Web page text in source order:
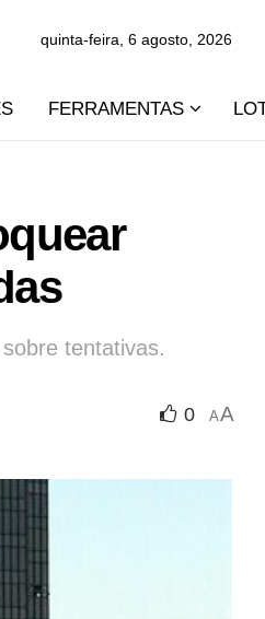
quinta-feira, 6 agosto, 2026
FERRAMENTAS
tentativas.
0 AA